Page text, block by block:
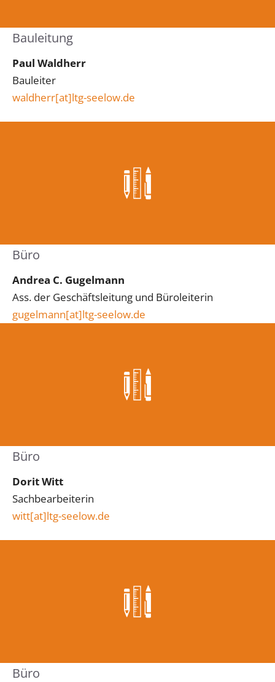
Bauleitung
Paul Waldherr
Bauleiter
waldherr[at]ltg-seelow.de
Büro
Andrea C. Gugelmann
Ass. der Geschäftsleitung und Büroleiterin
gugelmann[at]ltg-seelow.de
Büro
Dorit Witt
Sachbearbeiterin
witt[at]ltg-seelow.de
Büro